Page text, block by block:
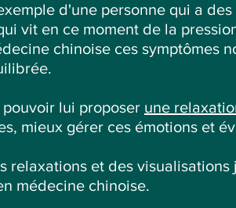
d'une personne qui a
vit en ce moment de la
chinoise ces symptômes
lui proposer une
mieux gérer ces émotions et
relaxations et des
médecine chinoise.